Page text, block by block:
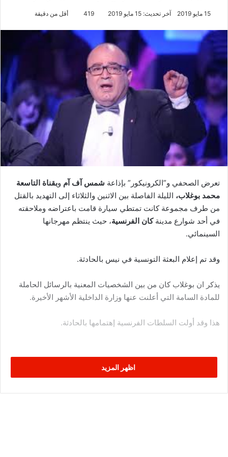
15 مايو 2019 آخر تحديث: 15 مايو 2019 419 أقل من دقيقة
تعرض الصحفي و”الكرونيكور” بإذاعة شمس آف آم وبقناة التاسعة
محمد بوغلاب، الليلة الفاصلة بين الاثنين والثلاثاء إلى التهديد بالقتل
من طرف مجموعة كانت تمتطي سيارة قامت باعتراضه وملاحقته
في أحد شوارع مدينة كان الفرنسية، حيث ينتظم مهرجانها
السينمائي.
وقد تم إعلام البعثة التونسية في نيس بالحادثة.
يذكر ان بوغلاب كان من بين الشخصيات المعنية بالرسائل الحاملة
للمادة السامة التي أعلنت عنها وزارة الداخلية الأشهر الأخيرة.
هذا وقد أولت السلطات الفرنسية إهتمامها بالحادثة.
اظهر المزيد